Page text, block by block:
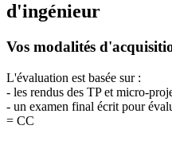
d'ingénieur
Vos modalités
L'évaluation est basée sur :
- les rendus des TP et micro-
- un examen final écrit pour
= CC